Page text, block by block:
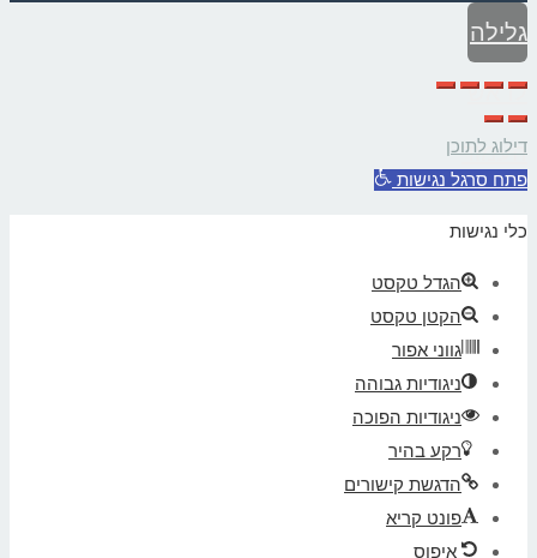
גלילה
לראש
העמוד
דילוג לתוכן
פתח סרגל נגישות
כלי נגישות
הגדל טקסט
הקטן טקסט
גווני אפור
ניגודיות גבוהה
ניגודיות הפוכה
רקע בהיר
הדגשת קישורים
פונט קריא
איפוס